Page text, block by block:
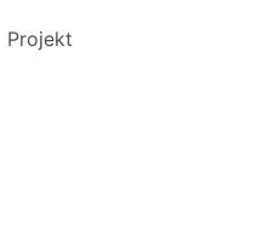
Projekt